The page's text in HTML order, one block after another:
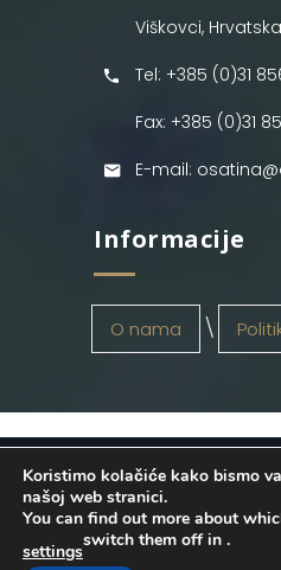
Viškovci, Hrvatska
Tel: +385 (0)31
Fax: +385 (0)31
E-mail:
Informacije
O nama
OSATINA GRUPA d.o.o.
byINFOS Osijek.
Koristimo kolačiće kako bismo
našoj web stranici.
You can find out more about
switch them off in
settings
.